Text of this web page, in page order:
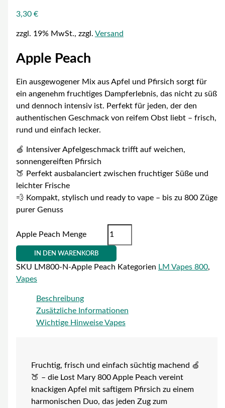
3,30 €
zzgl. 19% MwSt., zzgl. Versand
Apple Peach
Ein ausgewogener Mix aus Apfel und Pfirsich sorgt für
ein angenehm fruchtiges Dampferlebnis, das nicht zu süß
und dennoch intensiv ist. Perfekt für jeden, der den
authentischen Geschmack von reifem Obst liebt – frisch,
rund und einfach lecker.
🍏 Intensiver Apfelgeschmack trifft auf weichen,
sonnengereiften Pfirsich
🍑 Perfekt ausbalanciert zwischen fruchtiger Süße und
leichter Frische
💨 Kompakt, stylisch und ready to vape – bis zu 800 Züge
purer Genuss
Apple Peach Menge
IN DEN WARENKORB
SKU LM800-N-Apple Peach Kategorien LM Vapes 800,
Vapes
Beschreibung
Zusätzliche Informationen
Wichtige Hinweise Vapes
Fruchtig, frisch und einfach süchtig machend 🍏
🍑 – die Lost Mary 800 Apple Peach vereint
knackigen Apfel mit saftigem Pfirsich zu einem
harmonischen Duo, das jeden Zug zum